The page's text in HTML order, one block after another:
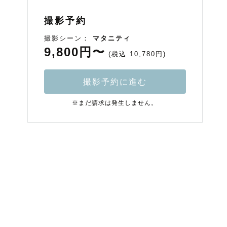
撮影予約
撮影シーン： マタニティ
9,800円〜 (税込 10,780円)
撮影予約に進む
※まだ請求は発生しません。